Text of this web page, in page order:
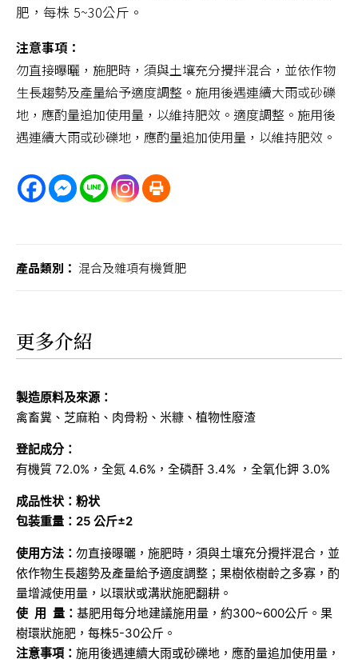
肥，每株 5~30公斤。
注意事項：
勿直接曝曬，施肥時，須與土壤充分攪拌混合，並依作物
生長趨勢及產量給予適度調整。施用後遇連續大雨或砂礫
地，應酌量追加使用量，以維持肥效。適度調整。施用後
遇連續大雨或砂礫地，應酌量追加使用量，以維持肥效。
產品類別： 混合及雜項有機質肥
更多介紹
製造原料及來源：
禽畜糞、芝麻粕、肉骨粉、米糠、植物性廢渣
登記成分：
有機質 72.0%，全氮 4.6%，全磷酐 3.4% ，全氧化鉀 3.0%
成品性状：粉状
包装重量：25 公斤±2
使用方法： 勿直接曝曬，施肥時，須與土壤充分攪拌混合，並
依作物生長趨勢及產量給予適度調整；果樹依樹齡之多寡，酌
量增減使用量，以環狀或溝狀施肥翻耕。
使 用 量： 基肥用每分地建議施用量，約300~600公斤。果
樹環狀施肥，每株5-30公斤。
注意事項： 施用後遇連續大雨或砂礫地，應酌量追加使用量，